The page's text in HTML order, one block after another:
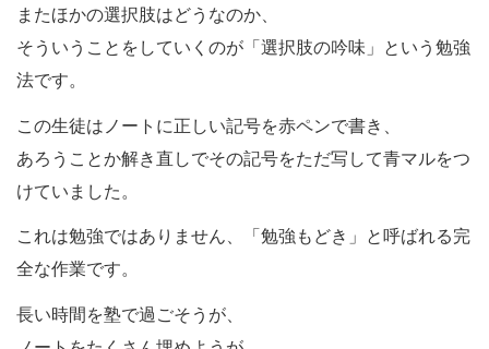
またほかの選択肢はどうなのか、
そういうことをしていくのが「選択肢の吟味」という勉強
法です。
この生徒はノートに正しい記号を赤ペンで書き、
あろうことか解き直しでその記号をただ写して青マルをつ
けていました。
これは勉強ではありません、「勉強もどき」と呼ばれる完
全な作業です。
長い時間を塾で過ごそうが、